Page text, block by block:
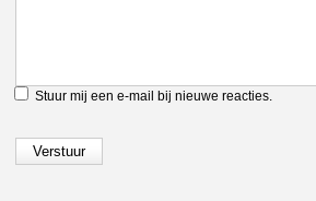
Stuur mij een e-mail bij nieuwe reacties.